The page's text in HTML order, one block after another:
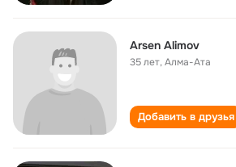
Arsen Alimov
35 лет,Алма-Ата
Добавить в друзья